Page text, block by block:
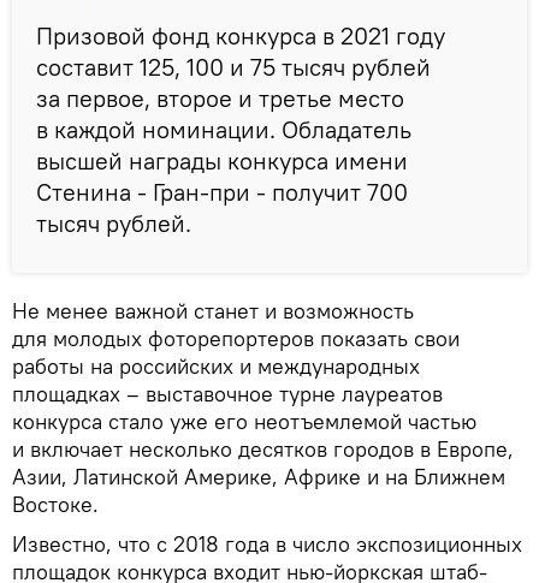
Призовой фонд конкурса в 2021 году
составит 125, 100 и 75 тысяч рублей
за первое, второе и третье место
в каждой номинации. Обладатель
высшей награды конкурса имени
Стенина - Гран-при - получит 700
тысяч рублей.
Не менее важной станет и возможность
для молодых фоторепортеров показать свои
работы на российских и международных
площадках – выставочное турне лауреатов
конкурса стало уже его неотъемлемой частью
и включает несколько десятков городов в Европе,
Азии, Латинской Америке, Африке и на Ближнем
Востоке.
Известно, что с 2018 года в число экспозиционных
площадок конкурса входит нью-йоркская штаб-